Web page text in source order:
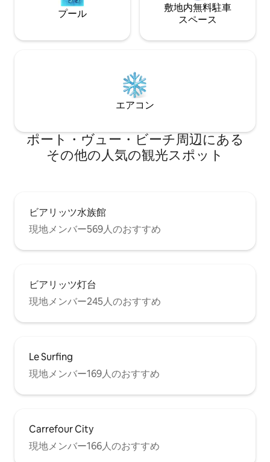
プール
敷地内無料駐⁠車
ス⁠ペ⁠ー⁠ス
エアコン
ポート・ヴュー・ビーチ⁠周⁠辺⁠に⁠あ⁠る
そ⁠の⁠他⁠の人⁠気⁠の観⁠光⁠ス⁠ポ⁠ッ⁠ト
ビアリッツ水族館
現地メンバー569人のおすすめ
ビアリッツ灯台
現地メンバー245人のおすすめ
Le Surfing
現地メンバー169人のおすすめ
Carrefour City
現地メンバー166人のおすすめ